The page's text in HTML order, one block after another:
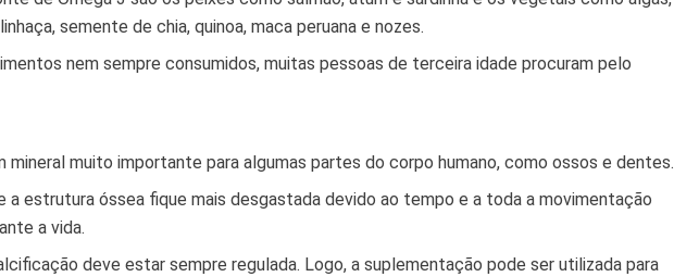
semente de chia, quinoa, maca peruana e nozes.
nem sempre consumidos, muitas pessoas de terceira idade procuram pelo
mineral muito importante para algumas partes do corpo humano, como ossos e dentes.
a estrutura óssea fique mais desgastada devido ao tempo e a toda a movimentação
a vida.
deve estar sempre regulada. Logo, a suplementação pode ser utilizada para